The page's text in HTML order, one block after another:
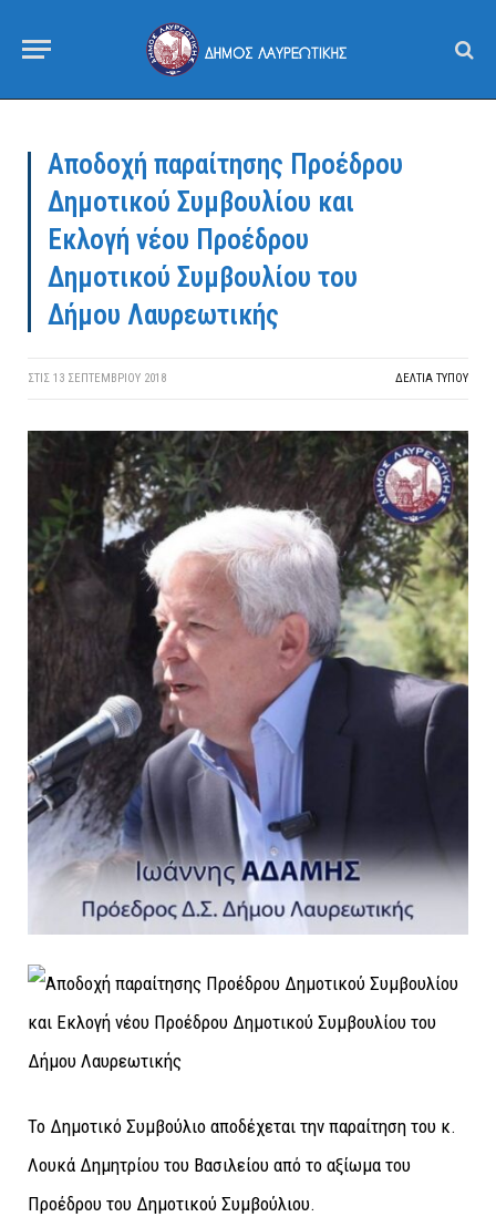
Αποδοχή παραίτησης Προέδρου
Δημοτικού Συμβουλίου και
Εκλογή νέου Προέδρου
Δημοτικού Συμβουλίου του
Δήμου Λαυρεωτικής
ΣΤΙΣ 13 ΣΕΠΤΕΜΒΡΊΟΥ 2018 ΔΕΛΤΙΑ ΤΥΠΟΥ
Το Δημοτικό Συμβούλιο αποδέχεται την παραίτηση του κ.
Λουκά Δημητρίου του Βασιλείου από το αξίωμα του
Προέδρου του Δημοτικού Συμβούλιου.